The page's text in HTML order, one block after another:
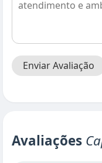
Enviar Avaliação
Avaliações